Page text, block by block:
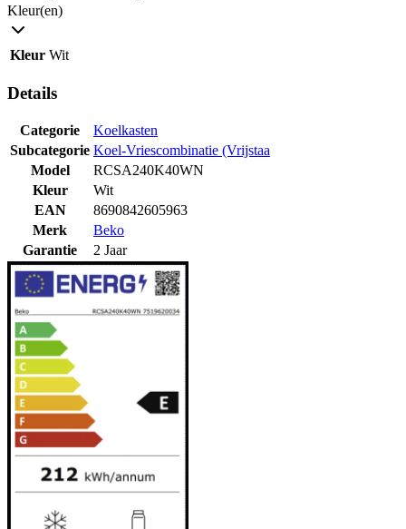
Kleur(en)
Kleur Wit
Details
Categorie
Koelkasten
Subcategorie Koel-Vriescombinatie (Vrijstaa
Model
RCSA240K40WN
Kleur
Wit
EAN
8690842605963
Merk
Beko
Garantie
2 Jaar